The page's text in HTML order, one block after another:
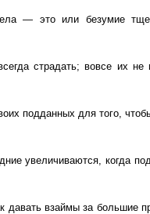
— это или безумие
страдать; вовсе их
подданных для того,
увеличиваются, когда
давать взаймы за большие